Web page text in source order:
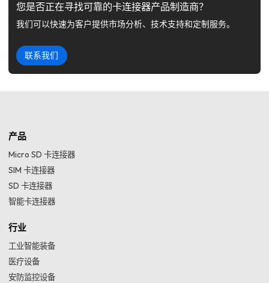
您是否正在寻找可靠的卡连接器产品制造商？
我们可以快速为客户提供市场分析、技术支持和定制服务。
联系我们
产品
Micro SD 卡连接器
SIM 卡连接器
SD 卡连接器
智能卡连接器
行业
工业智能装备
医疗设备
安防监控设备